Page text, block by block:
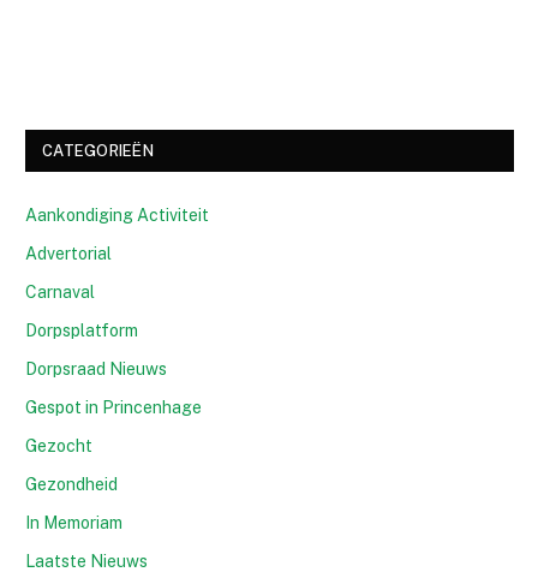
CATEGORIEËN
Aankondiging Activiteit
Advertorial
Carnaval
Dorpsplatform
Dorpsraad Nieuws
Gespot in Princenhage
Gezocht
Gezondheid
In Memoriam
Laatste Nieuws